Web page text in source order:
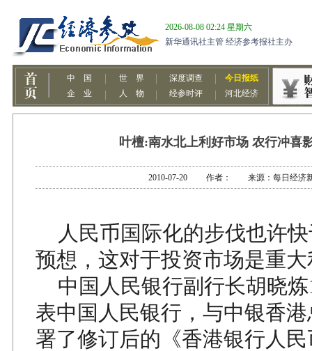
叶檀:南水北上利好市场 农行冲喜
2010-07-20 作者： 来源：每日经济
人民币国际化的步伐也许
预想，这对于投资市场是重
中国人民银行副行长胡晓炼
表中国人民银行，与中银香
署了修订后的《香港银行人